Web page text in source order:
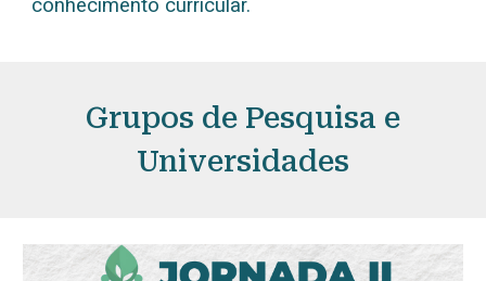
conhecimento curricular.
Grupos de Pesquisa e
Universidades